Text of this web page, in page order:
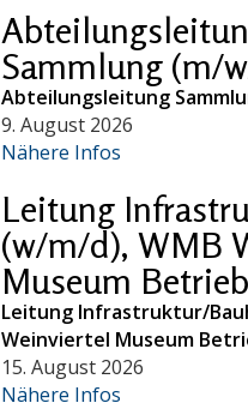
Sammlung (m/
Abteilungsleitung
9. August 2026
Nähere Infos
Leitung
(w/m/d), WMB
Museum
Leitung Infrastruktur/
Weinviertel Museum
15. August 2026
Nähere Infos